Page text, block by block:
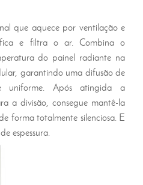
que aquece por ventilação e
e filtra o ar. Combina o
do painel radiante na
garantindo uma difusão de
uniforme. Após atingida a
a divisão, consegue mantê-la
forma totalmente silenciosa. E
espessura.